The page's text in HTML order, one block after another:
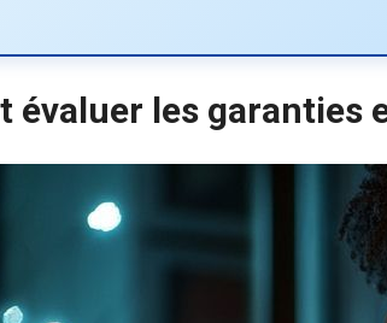
évaluer les garanties